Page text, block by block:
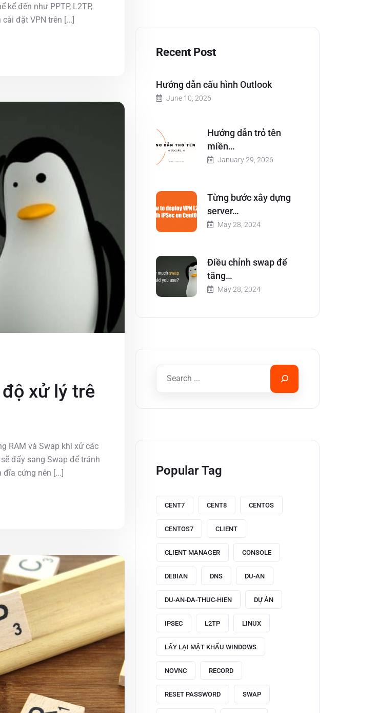
kể đến như PPTP, L2TP,
đặt VPN trên [...]
xử lý trê
RAM và Swap khi xử các
đẩy sang Swap để tránh
cứng nên [...]
Recent Post
Hướng dẫn cấu hình Outlook
June 10, 2026
Hướng dẫn trỏ tên
miền…
January 29, 2026
Từng bước xây dựng
server…
May 28, 2024
Điều chỉnh swap để
tăng…
May 28, 2024
Popular Tag
CENT7 CENT8 CENTOS
CENTOS7 CLIENT
CLIENT MANAGER CONSOLE
DEBIAN DNS DU-AN
DU-AN-DA-THUC-HIEN DỰ ÁN
IPSEC L2TP LINUX
LẤY LẠI MẬT KHẨU WINDOWS
NOVNC RECORD
RESET PASSWORD SWAP